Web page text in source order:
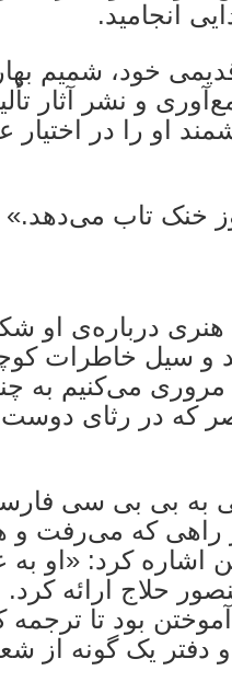
انجامید.
خود، شمیم
و نشر آثار
او را در اختیار
خنک تاب می‌دهد.»
هنری درباره‌ی
و سیل خاطرات
می‌کنیم به
که در رثای
به بی بی سی
که می‌رفت و
اشاره کرد: «او
حلاج ارائه کرد.
بود تا ترجمه
یک گونه از